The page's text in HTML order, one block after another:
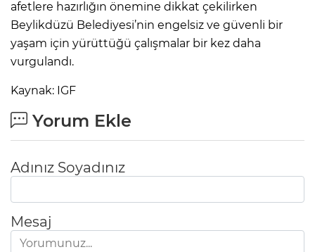
afetlere hazırlığın önemine dikkat çekilirken
Beylikdüzü Belediyesi’nin engelsiz ve güvenli bir
yaşam için yürüttüğü çalışmalar bir kez daha
vurgulandı.
Kaynak: IGF
Yorum Ekle
Adınız Soyadınız
Mesaj